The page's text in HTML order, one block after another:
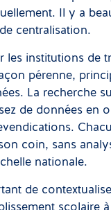
Il y a
centralisation.
les institutions de
pérenne,
La recherche
de données en
coin, sans
nationale.
de
scolaire